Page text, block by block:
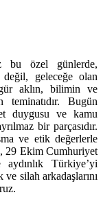
bu özel günlerde,
değil, geleceğe olan
aklın, bilimin ve
teminatıdır. Bugün
duygusu ve kamu
bir parçasıdır.
ve etik değerlerle
29 Ekim Cumhuriyet
Türkiye’yi
silah arkadaşlarını